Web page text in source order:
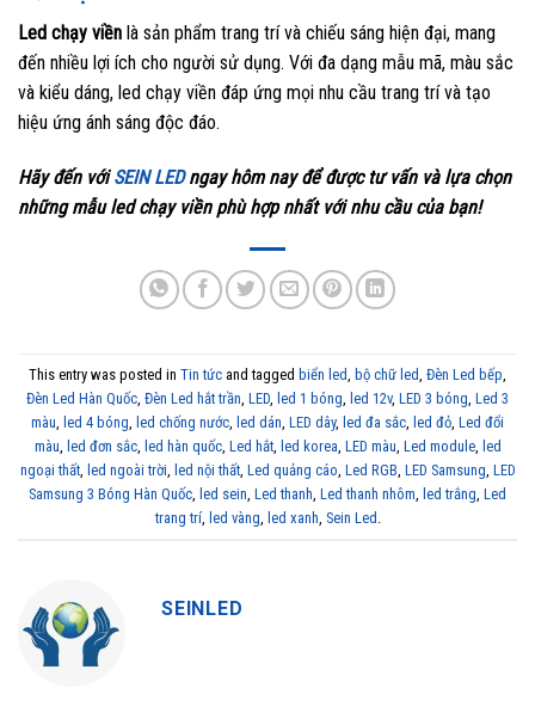
Led chạy viền là sản phẩm trang trí và chiếu sáng hiện đại, mang
đến nhiều lợi ích cho người sử dụng. Với đa dạng mẫu mã, màu sắc
và kiểu dáng, led chạy viền đáp ứng mọi nhu cầu trang trí và tạo
hiệu ứng ánh sáng độc đáo.
Hãy đến vớiSEIN LEDngay hôm nay để được tư vấn và lựa chọn
những mẫu led chạy viền phù hợp nhất với nhu cầu của bạn!
This entry was posted in Tin tức and tagged biển led bộ chữ led Đèn Led bếp
Đèn Led Hàn Quốc Đèn Led hắt trần LED led 1 bóng led 12v, LED 3 bóng Led 3
màu led 4 bóng led chống nước led dán LED dây, led đa sắc led đỏ Led đổi
màu led đơn sắc, led hàn quốc, Led hắt, led korea LED màu Led module, led
ngoại thất, led ngoài trời led nội thất, Led quảng cáo Led RGB LED Samsung LED
Samsung 3 Bóng Hàn Quốc led sein Led thanh Led thanh nhôm led trắng Led
trang trí, led vàng led xanh Sein Led
SEINLED